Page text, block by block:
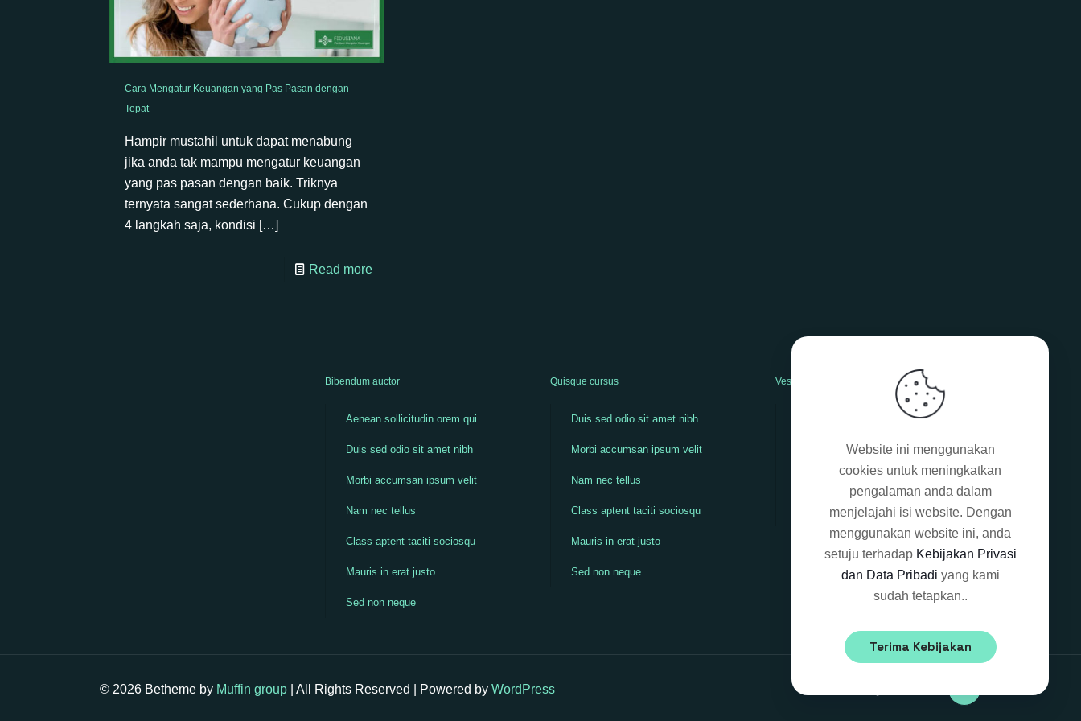
Cara Mengatur Keuangan yang Pas Pasan dengan
Tepat
Hampir mustahil untuk dapat menabung
jika anda tak mampu mengatur keuangan
yang pas pasan dengan baik. Triknya
ternyata sangat sederhana. Cukup dengan
4 langkah saja, kondisi […]
Read more
Bibendum auctor
Aenean sollicitudin orem qui
Duis sed odio sit amet nibh
Morbi accumsan ipsum velit
Nam nec tellus
Class aptent taciti sociosqu
Mauris in erat justo
Sed non neque
Quisque cursus
Duis sed odio sit amet nibh
Morbi accumsan ipsum velit
Nam nec tellus
Class aptent taciti sociosqu
Mauris in erat justo
Sed non neque
Vesti bulum
Class aptent taciti sociosqu
Sed non neque
© 2026 Betheme by Muffin group | All Rights Reserved | Powered by WordPress
Website ini menggunakan
cookies untuk meningkatkan
pengalaman anda dalam
menjelajahi isi website. Dengan
menggunakan website ini, anda
setuju terhadap Kebijakan Privasi
dan Data Pribadi yang kami
sudah tetapkan..
Terima Kebijakan